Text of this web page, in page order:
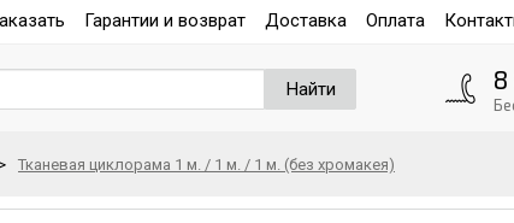
Гарантии и возврат Доставка Оплата
Найти 8
> Тканевая циклорама 1 м. / 1 м. / 1 м. (без хромакея)